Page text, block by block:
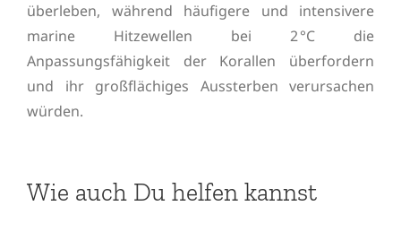
überleben, während häufigere und intensivere
marine Hitzewellen bei 2 °C die
Anpassungsfähigkeit der Korallen überfordern
und ihr großflächiges Aussterben verursachen
würden.
Wie auch Du helfen kannst